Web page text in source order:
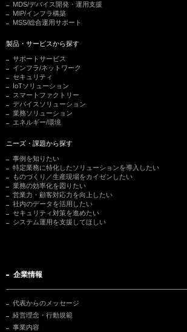
MDS/デバイス開発・運用支援
MIP/インフラ構築
MSS/総合運用サポート
製品・サービスから探す
サポートサービス
インフラ/ネットワーク
セキュリティ
IoTソリューション
スマートファクトリー
デバイスソリューション
業務ソリューション
エネルギー/環境
ニーズ・課題から探す
事例を知りたい
特定業務に特化したソリューションを導入したい
ものづくり／生産現場をカイゼンしたい
業務の効率化を図りたい
営業力・顧客対応力を向上したい
社内のデータを活用したい
セキュリティ対策を進めたい
システム運用を支援してほしい
企業情報
代表からのメッセージ
経営理念・行動規範
事業内容